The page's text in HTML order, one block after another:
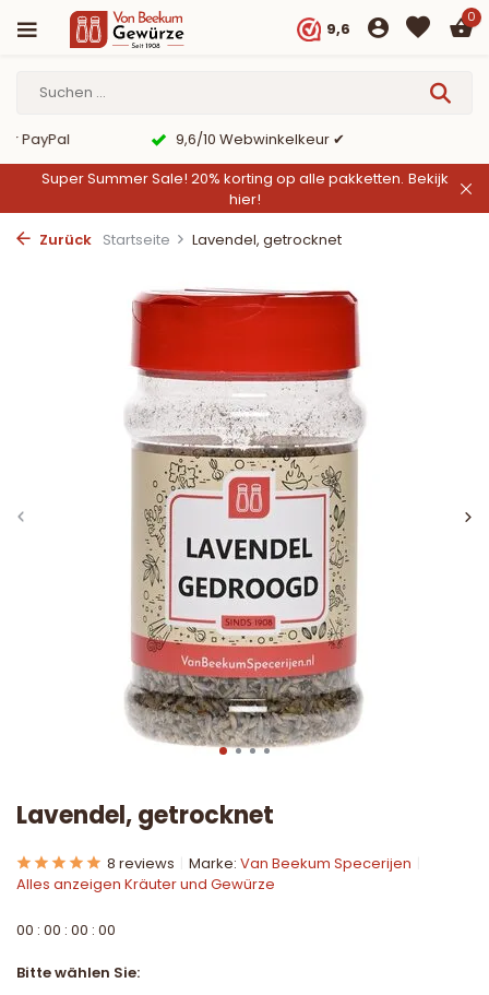
9,6
0
PayPal
9,6/10 Webwinkelkeur ✔
Super Summer Sale! 20% korting op alle pakketten. Bekijk
hier!
Zurück Startseite Lavendel, getrocknet
Lavendel, getrocknet
8 reviews Marke: Van Beekum Specerijen
Alles anzeigen Kräuter und Gewürze
00 : 00 : 00 : 00
Bitte wählen Sie: